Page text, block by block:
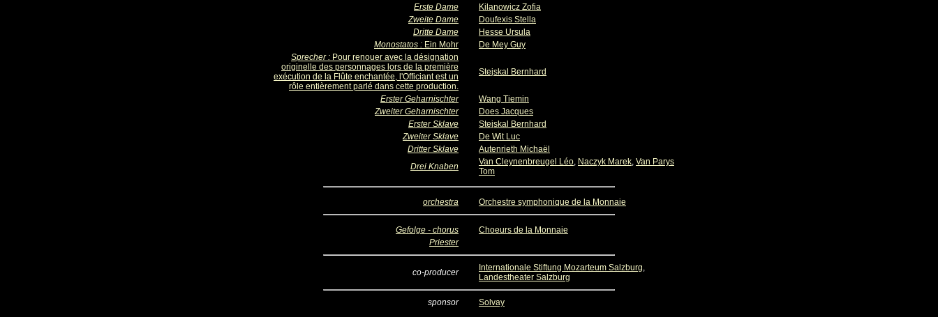
Erste Dame
Kilanowicz Zofia
Zweite Dame
Doufexis Stella
Dritte Dame
Hesse Ursula
Monostatos : Ein Mohr
De Mey Guy
Sprecher : Pour renouer avec la désignation
originelle des personnages lors de la première
exécution de la Flûte enchantée, l'Officiant est un
rôle entièrement parlé dans cette production.
Stejskal Bernhard
Erster Geharnischter
Wang Tiemin
Zweiter Geharnischter
Does Jacques
Erster Sklave
Stejskal Bernhard
Zweiter Sklave
De Wit Luc
Dritter Sklave
Autenrieth Michaël
Drei Knaben
Van Cleynenbreugel Léo, Naczyk Marek, Van Parys
Tom
orchestra Orchestre symphonique de la Monnaie
Gefolge - chorus
Choeurs de la Monnaie
Priester
co-producer Internationale Stiftung Mozarteum Salzburg,
Landestheater Salzburg
sponsor Solvay